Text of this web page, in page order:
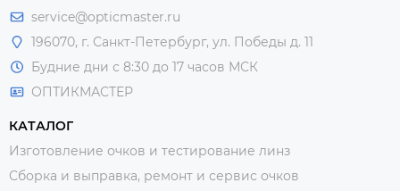
service@opticmaster.ru
196070, г. Санкт-Петербург, ул. Победы д. 11
Будние дни с 8:30 до 17 часов МСК
ОПТИКМАСТЕР
КАТАЛОГ
Изготовление очков и тестирование линз
Сборка и выправка, ремонт и сервис очков